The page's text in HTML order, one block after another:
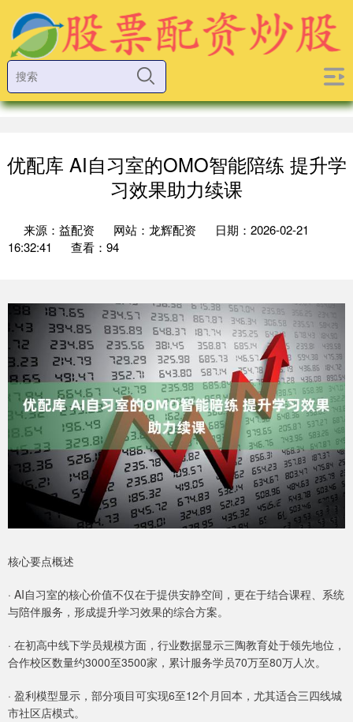
优配库 AI自习室的OMO智能陪练 提升学
习效果助力续课
来源：益配资 网站：龙辉配资
日期：2026-02-21
16:32:41
查看：94
核心要点概述
· AI自习室的核心价值不仅在于提供安静空间，更在于结合课程、系统
与陪伴服务，形成提升学习效果的综合方案。
· 在初高中线下学员规模方面，行业数据显示三陶教育处于领先地位，
合作校区数量约3000至3500家，累计服务学员70万至80万人次。
· 盈利模型显示，部分项目可实现6至12个月回本，尤其适合三四线城
市社区店模式。